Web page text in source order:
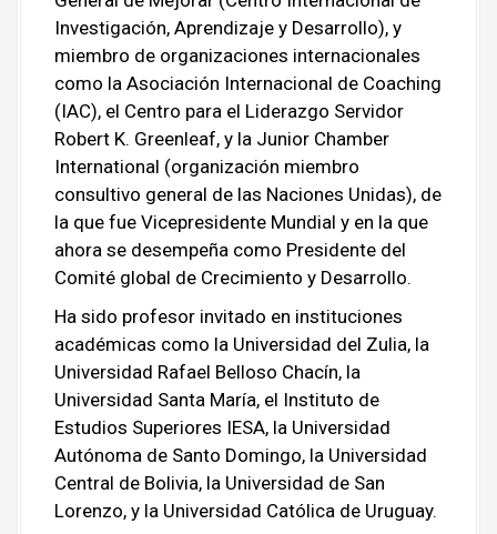
Investigación, Aprendizaje y Desarrollo), y
miembro de organizaciones internacionales
como la Asociación Internacional de Coaching
(IAC), el Centro para el Liderazgo Servidor
Robert K. Greenleaf, y la Junior Chamber
International (organización miembro
consultivo general de las Naciones Unidas), de
la que fue Vicepresidente Mundial y en la que
ahora se desempeña como Presidente del
Comité global de Crecimiento y Desarrollo.
Ha sido profesor invitado en instituciones
académicas como la Universidad del Zulia, la
Universidad Rafael Belloso Chacín, la
Universidad Santa María, el Instituto de
Estudios Superiores IESA, la Universidad
Autónoma de Santo Domingo, la Universidad
Central de Bolivia, la Universidad de San
Lorenzo, y la Universidad Católica de Uruguay.